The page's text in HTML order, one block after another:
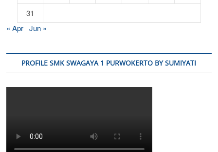
31
« Apr Jun »
PROFILE SMK SWAGAYA 1 PURWOKERTO BY SUMIYATI